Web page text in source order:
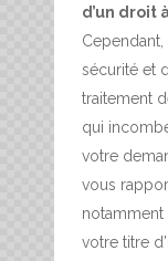
d’un droit
sécurité et
traitement
qui
votre
vous
notamment
votre titre